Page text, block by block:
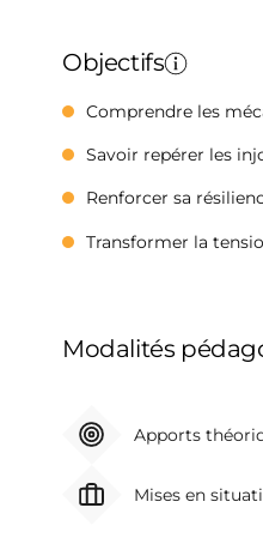
Objectifs
Comprendre les
Savoir repérer les
Renforcer sa
Transformer la
Modalités
Apports
Mises en